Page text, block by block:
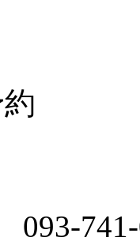
093-